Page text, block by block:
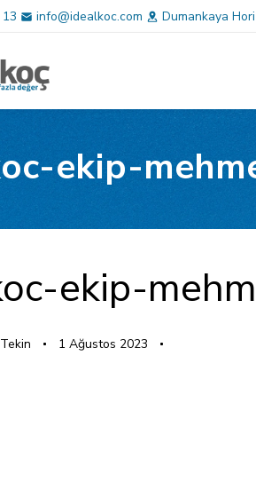
info@idealkoc.com Dumankaya
ekip-
ekip-
1 Ağustos 2023